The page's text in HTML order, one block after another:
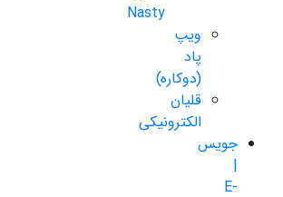
Nasty
ویپ
پاد
(دوکاره)
قلیان
الکترونیکی
جویس
|
E-